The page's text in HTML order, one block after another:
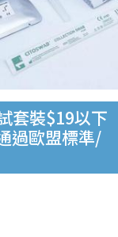
套裝$19以下
過歐盟標準/